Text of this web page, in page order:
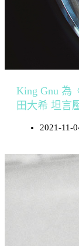
King Gnu 為
田大希 坦言
2021-11-